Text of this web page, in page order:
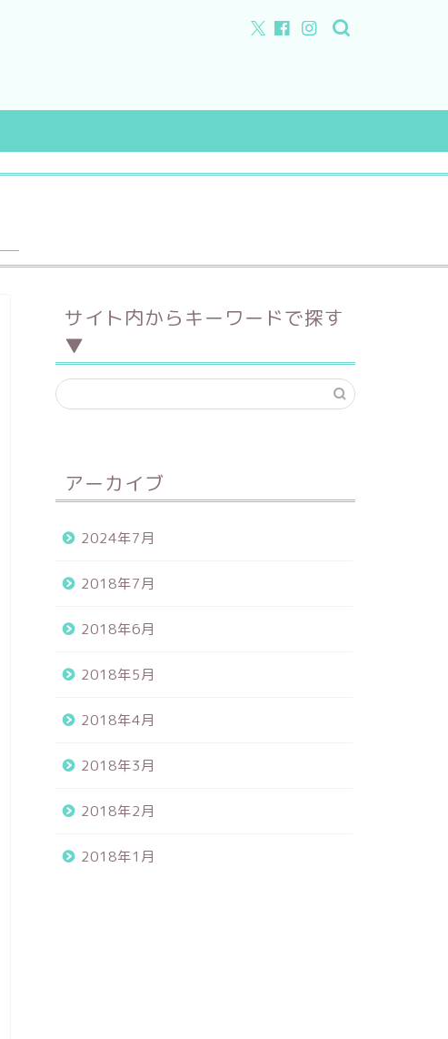
フルオーダー
セミオーダー
手作り
サイト内からキーワードで探す
▼
アーカイブ
2024年7月
2018年7月
2018年6月
2018年5月
2018年4月
2018年3月
2018年2月
2018年1月